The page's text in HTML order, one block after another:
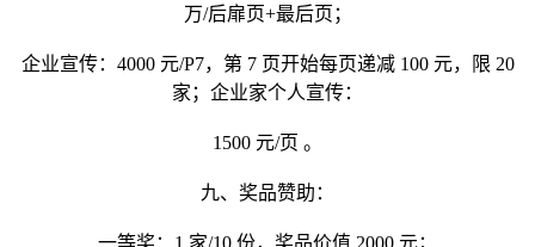
万/后扉页+最后页；
企业宣传：4000 元/P7，第 7 页开始每页递减 100 元，限 20
家；企业家个人宣传：
1500 元/页 。
九、奖品赞助：
一等奖：1 家/10 份，奖品价值 2000 元；